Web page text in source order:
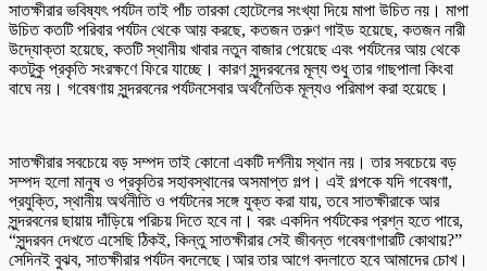
সাতক্ষীরার ভবিষ্যৎ পর্যটন তাই পাঁচ তারকা হোটেলের সংখ্যা দিয়ে মাপা উচিত নয়। মাপা
উচিত কতটি পরিবার পর্যটন থেকে আয় করছে, কতজন তরুণ গাইড হয়েছে, কতজন নারী
উদ্যোক্তা হয়েছে, কতটি স্থানীয় খাবার নতুন বাজার পেয়েছে এবং পর্যটনের আয় থেকে
কতটুকু প্রকৃতি সংরক্ষণে ফিরে যাচ্ছে। কারণ সুন্দরবনের মূল্য শুধু তার গাছপালা কিংবা
বাঘে নয়। গবেষণায় সুন্দরবনের পর্যটনসেবার অর্থনৈতিক মূল্যও পরিমাপ করা হয়েছে।
সাতক্ষীরার সবচেয়ে বড় সম্পদ তাই কোনো একটি দর্শনীয় স্থান নয়। তার সবচেয়ে বড়
সম্পদ হলো মানুষ ও প্রকৃতির সহাবস্থানের অসমাপ্ত গল্প। এই গল্পকে যদি গবেষণা,
প্রযুক্তি, স্থানীয় অর্থনীতি ও পর্যটনের সঙ্গে যুক্ত করা যায়, তবে সাতক্ষীরাকে আর
সুন্দরবনের ছায়ায় দাঁড়িয়ে পরিচয় দিতে হবে না। বরং একদিন পর্যটকের প্রশ্ন হতে পারে,
“সুন্দরবন দেখতে এসেছি ঠিকই, কিন্তু সাতক্ষীরার সেই জীবন্ত গবেষণাগারটি কোথায়?”
সেদিনই বুঝব, সাতক্ষীরার পর্যটন বদলেছে।আর তার আগে বদলাতে হবে আমাদের চোখ।